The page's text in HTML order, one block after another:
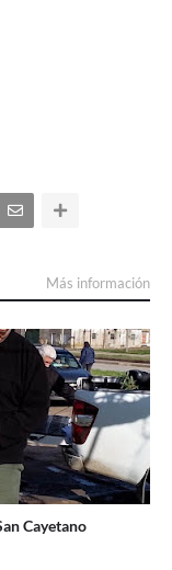
Más información
Cayetano